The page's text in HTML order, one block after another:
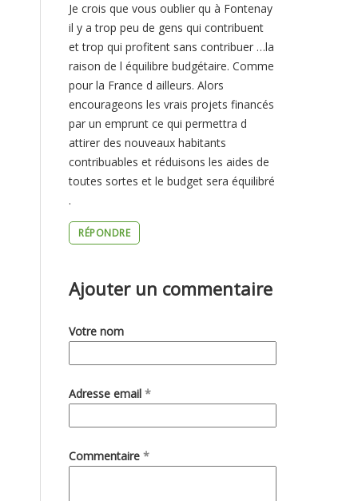
JE
CROIS
VOUS
OUBLIER
Je crois que vous oublier qu à Fontenay
il y a trop peu de gens qui contribuent
et trop qui profitent sans contribuer …la
raison de l équilibre budgétaire. Comme
pour la France d ailleurs. Alors
encourageons les vrais projets financés
par un emprunt ce qui permettra d
attirer des nouveaux habitants
contribuables et réduisons les aides de
toutes sortes et le budget sera équilibré
.
RÉPONDRE
Ajouter un commentaire
Votre nom
Adresse email *
Commentaire *